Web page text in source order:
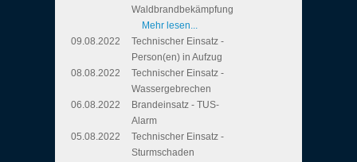
Waldbrandbekämpfung
Mehr lesen...
09.08.2022
Technischer Einsatz -
Person(en) in Aufzug
08.08.2022
Technischer Einsatz -
Wassergebrechen
06.08.2022
Brandeinsatz - TUS-
Alarm
05.08.2022
Technischer Einsatz -
Sturmschaden